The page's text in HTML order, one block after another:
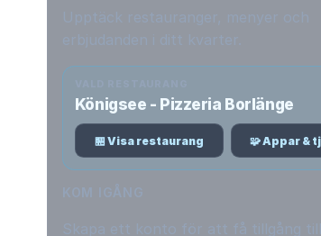
Königsee - Pizzeria Borlänge
🏪 Visa restaurang 🧩 Appar &